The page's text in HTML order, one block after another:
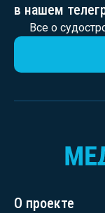
в нашем
Все о
О проекте